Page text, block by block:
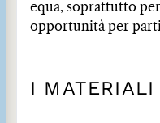
equa, soprattutto
opportunità per
I MATERIALI